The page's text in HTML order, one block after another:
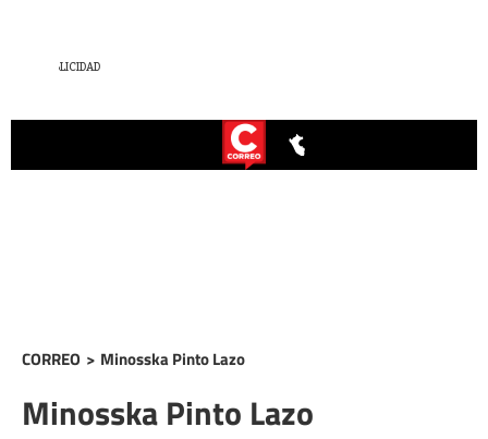
CORREO > Minosska Pinto Lazo
Minosska Pinto Lazo